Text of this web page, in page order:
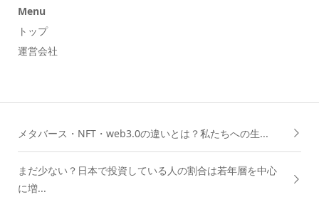
Menu
トップ
運営会社
メタバース・NFT・web3.0の違いとは？私たちへの生...
まだ少ない？日本で投資している人の割合は若年層を中心
に増...